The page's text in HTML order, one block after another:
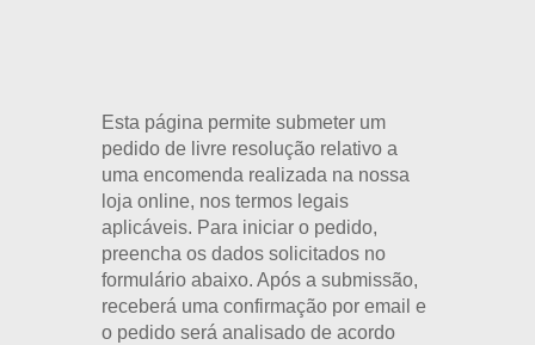
Esta página permite submeter um
pedido de livre resolução relativo a
uma encomenda realizada na nossa
loja online, nos termos legais
aplicáveis. Para iniciar o pedido,
preencha os dados solicitados no
formulário abaixo. Após a submissão,
receberá uma confirmação por email e
o pedido será analisado de acordo